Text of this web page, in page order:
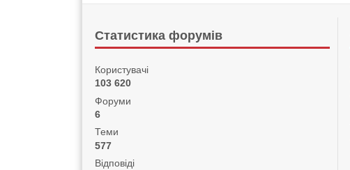
Статистика форумів
Користувачі
103 620
Форуми
6
Теми
577
Відповіді